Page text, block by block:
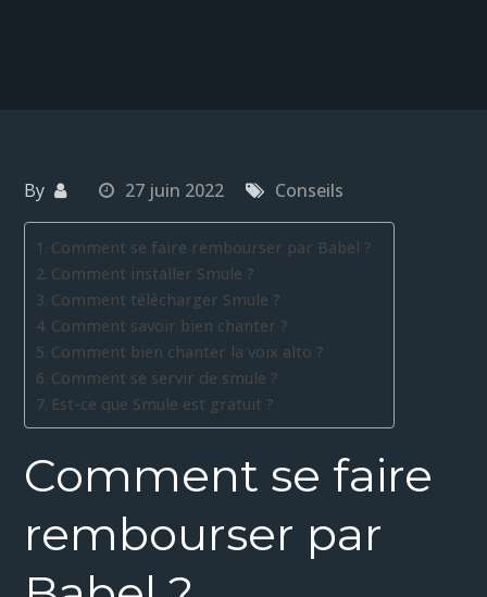
By 27 juin 2022 Conseils
Comment se faire rembourser par Babel ?
Comment installer Smule ?
Comment télécharger Smule ?
Comment savoir bien chanter ?
Comment bien chanter la voix alto ?
Comment se servir de smule ?
Est-ce que Smule est gratuit ?
Comment se faire
rembourser par